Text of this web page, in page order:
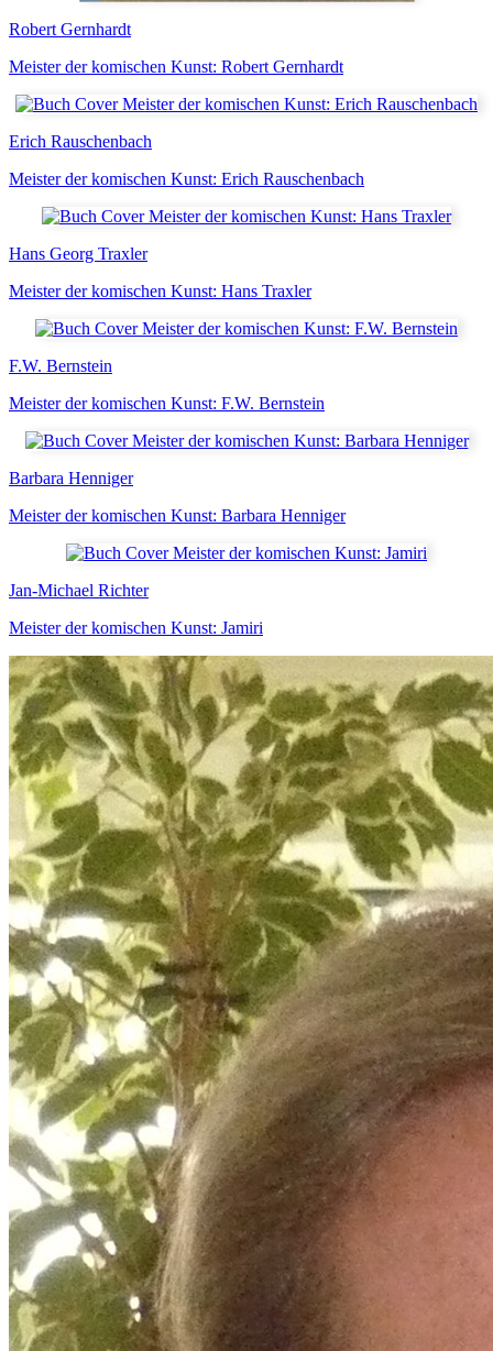
Robert Gernhardt
Meister der komischen Kunst: Robert Gernhardt
Erich Rauschenbach
Meister der komischen Kunst: Erich Rauschenbach
Hans Georg Traxler
Meister der komischen Kunst: Hans Traxler
F.W. Bernstein
Meister der komischen Kunst: F.W. Bernstein
Barbara Henniger
Meister der komischen Kunst: Barbara Henniger
Jan-Michael Richter
Meister der komischen Kunst: Jamiri